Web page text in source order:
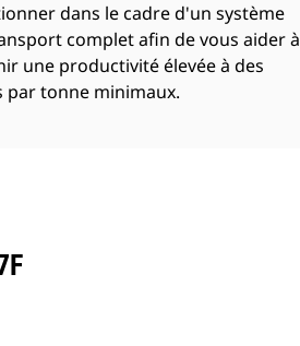
dans le cadre d'un système
complet afin de vous aider à
une productivité élevée à des
par tonne minimaux.